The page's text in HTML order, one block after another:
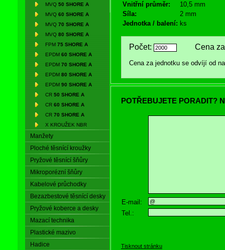
MVQ 50 SHORE A
MVQ 60 SHORE A
MVQ 70 SHORE A
MVQ 80 SHORE A
FPM 75 SHORE A
EPDM 60 SHORE A
EPDM 70 SHORE A
EPDM 80 SHORE A
EPDM 90 SHORE A
CR 50 SHORE A
CR 60 SHORE A
CR 70 SHORE A
X KROUŽEK NBR
Manžety
Ploché těsnící kroužky
Pryžové těsnící šňůry
Mikroporézní šňůry
Kabelové průchodky
Bezazbestové těsnící desky
Pryžové koberce a desky
Mazací technika
Plastické mazivo
Hadice
Vnitřní průměr:
10,5 mm
Síla:
2 mm
Jednotka / balení: ks
Počet: Cena za
Cena za jednotku se odvíjí od
POTŘEBUJETE PORADIT?
E-mail:
Tel.:
Tisknout stránku